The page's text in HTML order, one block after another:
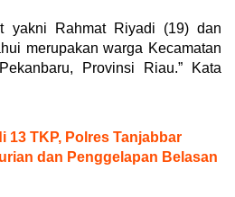
yakni Rahmat Riyadi (19) dan
merupakan warga Kecamatan
Provinsi Riau.” Kata
13 TKP, Polres Tanjabbar
dan Penggelapan Belasan